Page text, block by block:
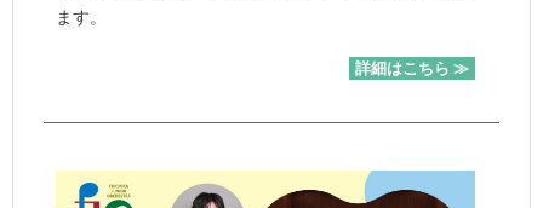
ます。
詳細はこちら ≫